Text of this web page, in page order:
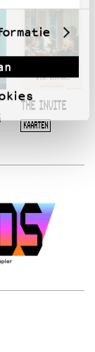
THE INVITE
KAARTEN